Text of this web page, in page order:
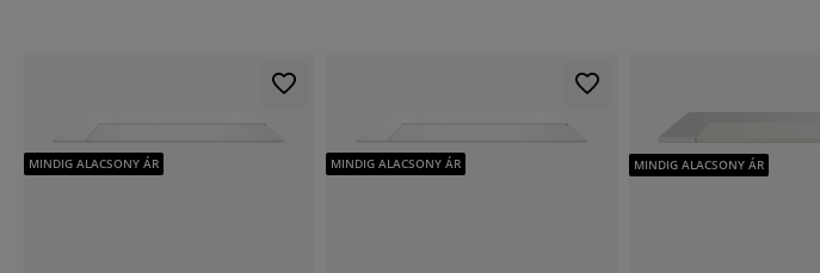
MINDIG ALACSONY ÁR MINDIG ALACSONY ÁR MINDIG ALACSONY ÁR